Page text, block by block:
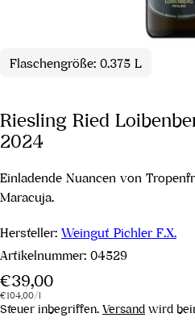
Flaschengröße: 0.375 L
Riesling Ried
2024
Einladende Nuancen von
Maracuja.
Hersteller: Weingut Pichler F.X.
Artikelnummer: 04529
Regulärer
Preis
€39,00
Stückpreis
€104,00/pro
l
Steuer inbegriffen. Versand wird